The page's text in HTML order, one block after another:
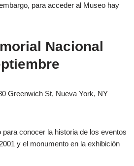
para acceder al Museo hay
Nacional
Greenwich St, Nueva York, NY
conocer la historia de los eventos
y el monumento en la exhibición